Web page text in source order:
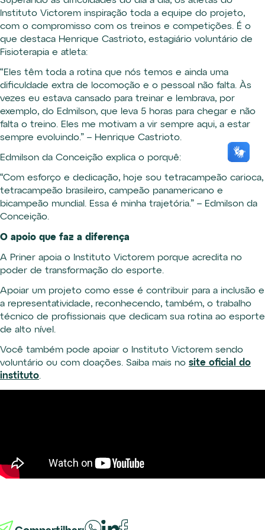
Instituto Victorem inspiração toda a equipe do projeto,
com o compromisso com os treinos e competições. É o
que destaca Henrique Castrioto, estagiário voluntário de
Fisioterapia e atleta:
“Eles têm toda a rotina que nós temos e ainda uma
dificuldade extra de locomoção e o pessoal não falta. Às
vezes eu estava cansado para treinar e lembrava, por
exemplo, do Edmilson, que leva 5 horas para chegar e não
falta o treino. Eles me motivam a vir sempre aqui, a estar
sempre evoluindo.” – Henrique Castrioto.
Edmilson da Conceição explica o porquê:
“Com esforço e dedicação, hoje sou tetracampeão carioca,
tetracampeão brasileiro, campeão panamericano e
bicampeão mundial. Essa é minha trajetória.” – Edmilson da
Conceição.
O apoio que faz a diferença
A Priner apoia o Instituto Victorem porque acredita no
poder de transformação do esporte.
Apoiar um projeto como esse é contribuir para a inclusão e
a representatividade, reconhecendo, também, o trabalho
técnico de profissionais que dedicam sua rotina ao esporte
de alto nível.
Você também pode apoiar o Instituto Victorem sendo
voluntário ou com doações. Saiba mais no site oficial do
instituto.